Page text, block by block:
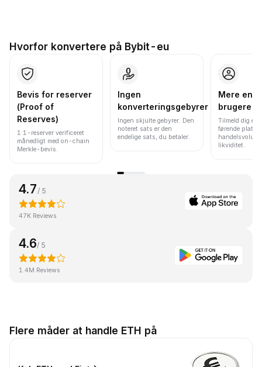
Hvorfor konvertere på Bybit-eu
Bevis for reserver
(Proof of
Reserves)
1:1-reserver verificeret
månedligt med on-chain
Merkle-bevis.
Ingen
konverteringsgebyrer
Ingen skjulte gebyrer. Den
noteret sats er den
endelige sats, du betaler.
Mere end
brugere
Tilmeld dig en
førende
likviditet.
4.7 / 5
47K Reviews
4.6/ 5
1.4M Reviews
Flere måder at handle ETH på